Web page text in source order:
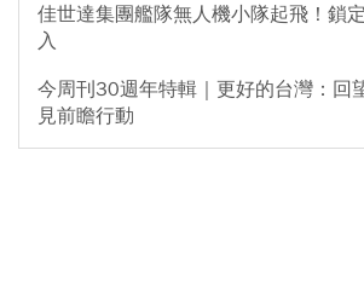
佳世達集團艦隊無人機小隊起飛！鎖
入
今周刊30週年特輯｜更好的台灣：回
見前瞻行動